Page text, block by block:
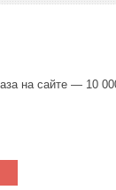
на сайте — 10